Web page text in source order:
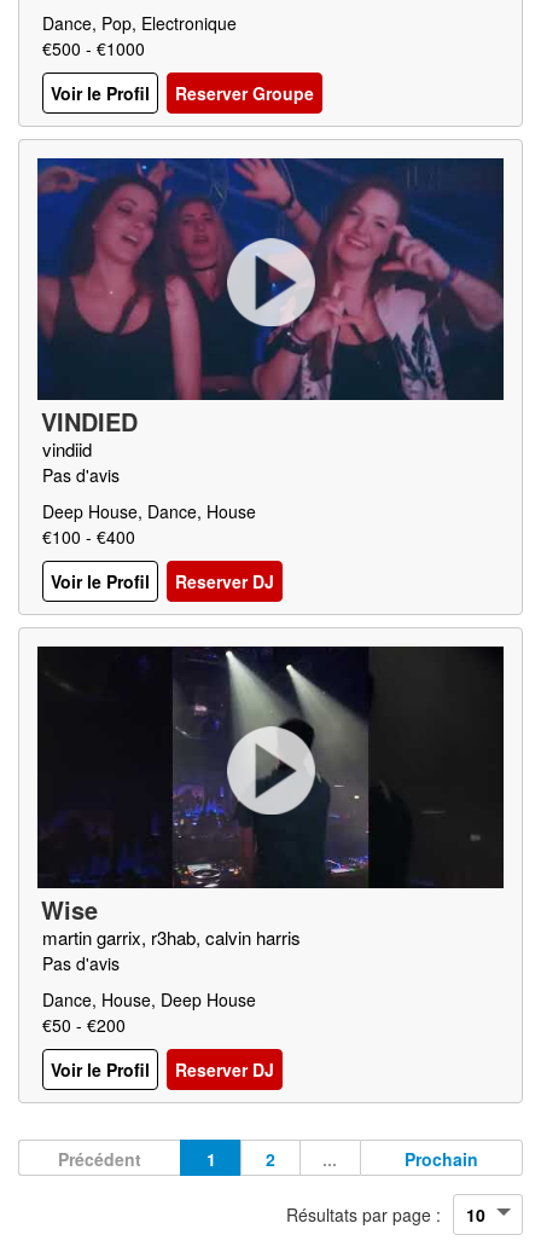
Dance, Pop, Electronique
€500 - €1000
Voir le Profil
Reserver Groupe
VINDIED
vindiid
Pas d'avis
Deep House, Dance, House
€100 - €400
Voir le Profil
Reserver DJ
Wise
martin garrix, r3hab, calvin harris
Pas d'avis
Dance, House, Deep House
€50 - €200
Voir le Profil
Reserver DJ
Précédent 1 2 ... Prochain
Résultats par page :